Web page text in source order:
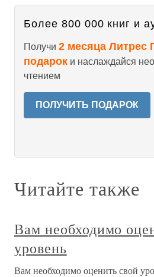
Более 800 000 книг и
Получи 2 месяца Литрес
подарок и наслаждайся
чтением
ПОЛУЧИТЬ ПОДАРОК
Читайте также
Вам необходимо
уровень
Вам необходимо оценить свой